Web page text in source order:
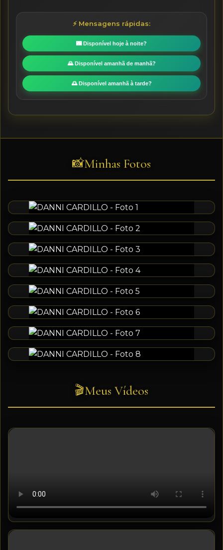
⚡ Mensagens rápidas:
🌃 Disponível hoje à noite?
🌄 Disponível amanhã de manhã?
🌅 Disponível amanhã à tarde?
📸Minhas Fotos
🎬Meus Vídeos